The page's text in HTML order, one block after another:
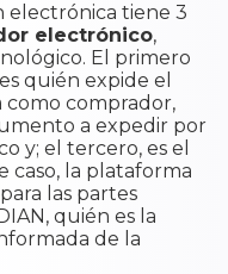
electrónica tiene 3
electrónico,
El primero
quién expide el
comprador,
a expedir por
y; el tercero, es el
caso, la plataforma
las partes
quién es la
de la